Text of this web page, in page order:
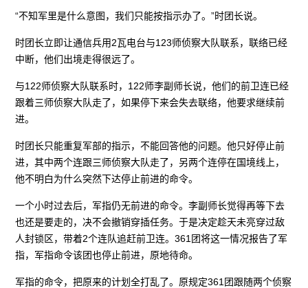
“不知军里是什么意图，我们只能按指示办了。”时团长说。
时团长立即让通信兵用2瓦电台与123师侦察大队联系，联络已经
中断，他们出境走得很远了。
与122师侦察大队联系时，122师李副师长说，他们的前卫连已经
跟着三师侦察大队走了，如果停下来会失去联络，他要求继续前
进。
时团长只能重复军部的指示，不能回答他的问题。他只好停止前
进，其中两个连跟三师侦察大队走了，另两个连停在国境线上，
他不明白为什么突然下达停止前进的命令。
一个小时过去后，军指仍无前进的命令。李副师长觉得再等下去
也还是要走的，决不会撤销穿插任务。于是决定趁天未亮穿过敌
人封锁区，带着2个连队追赶前卫连。361团将这一情况报告了军
指，军指命令该团也停止前进，原地待命。
军指的命令，把原来的计划全打乱了。原规定361团跟随两个侦察